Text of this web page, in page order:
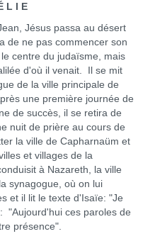
L I E
Jésus passa au désert
de ne pas commencer son
centre du judaïsme, mais
d'où il venait. Il se mit
de la ville principale de
une première journée de
de succès, il se retira de
nuit de prière au cours de
la ville de Capharnaüm et
et villages de la
à Nazareth, la ville
synagogue, où on lui
et il lit le texte d'Isaïe: "Je
"Aujourd'hui ces paroles de
présence".